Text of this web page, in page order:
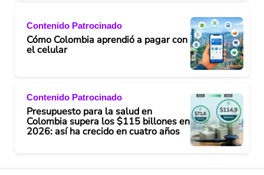
Contenido Patrocinado
Cómo Colombia aprendió a pagar con
el celular
Contenido Patrocinado
Presupuesto para la salud en
Colombia supera los $115 billones en
2026: así ha crecido en cuatro años